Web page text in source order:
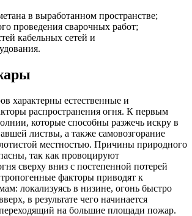
в выработанном пространстве;
проведения сварочных работ;
кабельных сетей и
характерны естественные и
распространения огня. К первым
которые способны разжечь искру в
листвы, а также самовозгорание
местностью. Причины природного
так как провоцируют
сверху вниз с постепенной потерей
факторы приводят к
локализуясь в низине, огонь быстро
в результате чего начинается
на большие площади пожар.